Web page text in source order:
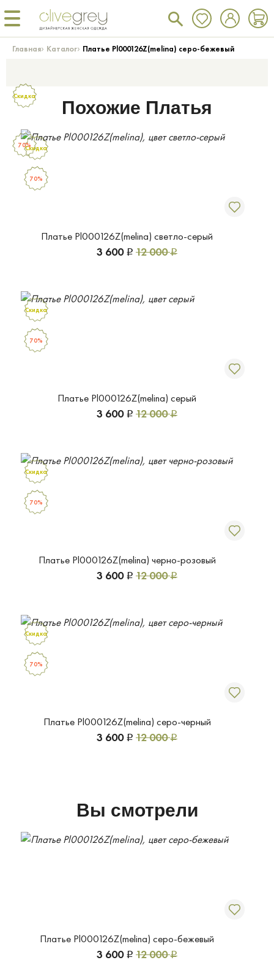
Главная› Каталог› Платье Pl000126Z(melina) серо-бежевый
Скидка
70%
Похожие Платья
Платье Pl000126Z(melina) светло-серый
3 600 Р 12 000Р
Скидка
70%
Платье Pl000126Z(melina) серый
3 600 Р 12 000Р
Скидка
70%
Платье Pl000126Z(melina) черно-розовый
3 600 Р 12 000Р
Скидка
70%
Платье Pl000126Z(melina) серо-черный
3 600 Р 12 000Р
Скидка
70%
Вы смотрели
Платье Pl000126Z(melina) серо-бежевый
3 600 Р 12 000Р